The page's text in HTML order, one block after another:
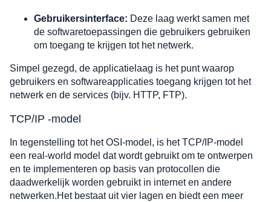
Gebruikersinterface: Deze laag werkt samen met
de softwaretoepassingen die gebruikers gebruiken
om toegang te krijgen tot het netwerk.
Simpel gezegd, de applicatielaag is het punt waarop
gebruikers en softwareapplicaties toegang krijgen tot het
netwerk en de services (bijv. HTTP, FTP).
TCP/IP -model
In tegenstelling tot het OSI-model, is het TCP/IP-model
een real-world model dat wordt gebruikt om te ontwerpen
en te implementeren op basis van protocollen die
daadwerkelijk worden gebruikt in internet en andere
netwerken.Het bestaat uit vier lagen en biedt een meer